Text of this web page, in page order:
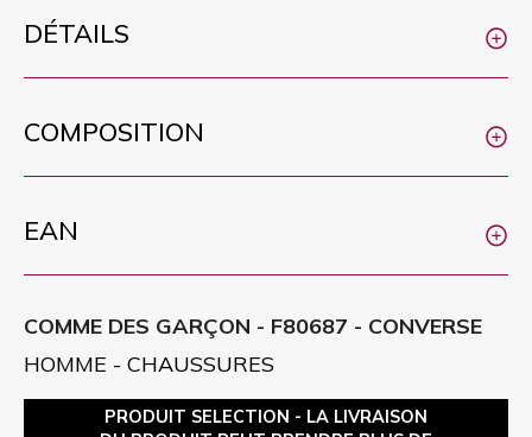
DÉTAILS
COMPOSITION
EAN
COMME DES GARÇON - F80687 - CONVERSE
HOMME - CHAUSSURES
PRODUIT SELECTION - LA LIVRAISON